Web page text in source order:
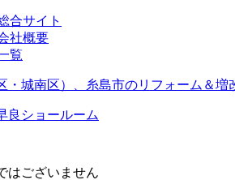
合サイト
社概要
覧
・城南区）、糸島市のリフォーム＆増
はございません